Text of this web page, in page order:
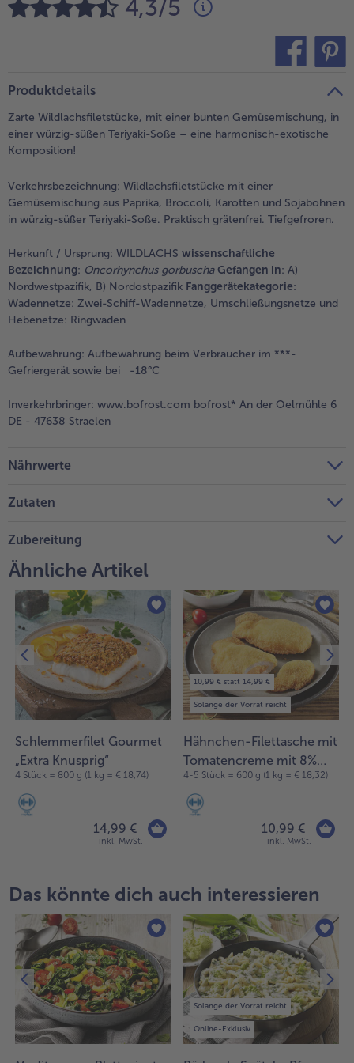
alle Brot & Brötchen
Obst
alle Wein & Spirituosen
Küchenutensilien
alle Küchenutensilien
alle Für die Heißluftfritteuse
bofrost*plus.
4,3/5
Produktdetails
Zarte Wildlachsfiletstücke, mit einer bunten Gemüsemischung, in
einer würzig-süßen Teriyaki-Soße – eine harmonisch-exotische
Komposition!
Verkehrsbezeichnung: Wildlachsfiletstücke mit einer
Gemüsemischung aus Paprika, Broccoli, Karotten und Sojabohnen
in würzig-süßer Teriyaki-Soße. Praktisch grätenfrei. Tiefgefroren.
Herkunft / Ursprung: WILDLACHS wissenschaftliche
Bezeichnung: Oncorhynchus gorbuscha Gefangen in: A)
Nordwestpazifik, B) Nordostpazifik Fanggerätekategorie:
Wadennetze: Zwei-Schiff-Wadennetze, Umschließungsnetze und
Hebenetze: Ringwaden
Aufbewahrung: Aufbewahrung beim Verbraucher im ***-
Gefriergerät sowie bei -18°C
Inverkehrbringer: www.bofrost.com bofrost* An der Oelmühle 6
DE - 47638 Straelen
Nährwerte
Zutaten
Zubereitung
Ähnliche Artikel
Schlemmerfilet Gourmet
„Extra Knusprig“
4 Stück = 800 g (1 kg = € 18,74)
14,99 €
inkl. MwSt.
10,99 € statt 14,99 €
Solange der Vorrat reicht
Hähnchen-Filettasche mit
Tomatencreme mit 8%
Flüssigwürzung
4-5 Stück = 600 g (1 kg = € 18,32)
10,99 €
inkl. MwSt.
Das könnte dich auch interessieren
Solange der Vorrat reicht
Online-Exklusiv